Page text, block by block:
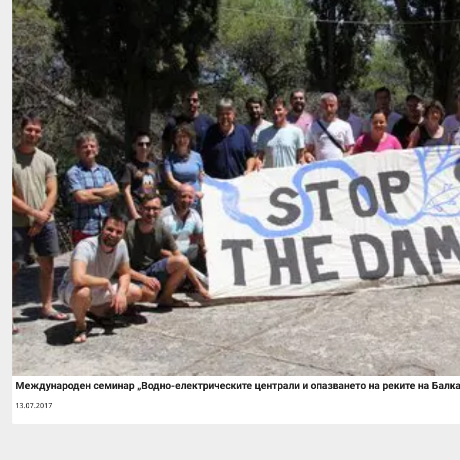
Международен семинар „Водно-електрическите централи и опазването на реките на
13.07.2017